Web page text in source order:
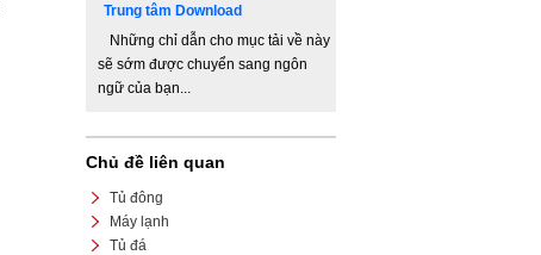
Trung tâm Download
Những chỉ dẫn cho mục tải về này
sẽ sớm được chuyển sang ngôn
ngữ của bạn...
Chủ đề liên quan
Tủ đông
Máy lạnh
Tủ đá